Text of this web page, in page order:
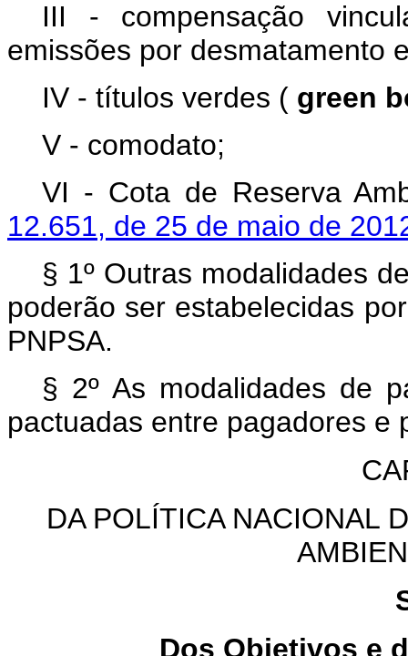
III - compensação
emissões por desmatamento
IV - títulos verdes ( green
V - comodato;
VI - Cota de Reserva
12.651, de 25 de maio de
§ 1º Outras modalidades
poderão ser estabelecidas
PNPSA.
§ 2º As modalidades de
pactuadas entre pagadores e
DA POLÍTICA NACIONAL
Dos Objetivos e